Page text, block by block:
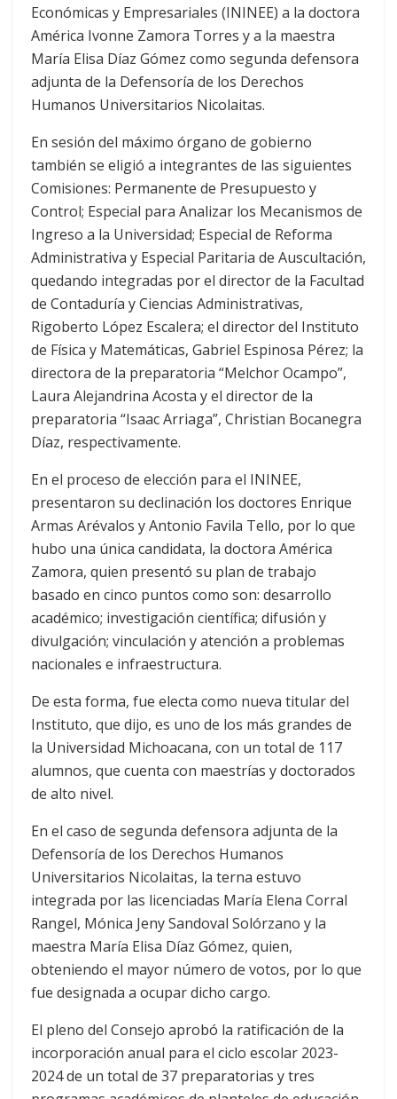
Económicas y Empresariales (ININEE) a la doctora
América Ivonne Zamora Torres y a la maestra
María Elisa Díaz Gómez como segunda defensora
adjunta de la Defensoría de los Derechos
Humanos Universitarios Nicolaitas.
En sesión del máximo órgano de gobierno
también se eligió a integrantes de las siguientes
Comisiones: Permanente de Presupuesto y
Control; Especial para Analizar los Mecanismos de
Ingreso a la Universidad; Especial de Reforma
Administrativa y Especial Paritaria de Auscultación,
quedando integradas por el director de la Facultad
de Contaduría y Ciencias Administrativas,
Rigoberto López Escalera; el director del Instituto
de Física y Matemáticas, Gabriel Espinosa Pérez; la
directora de la preparatoria “Melchor Ocampo”,
Laura Alejandrina Acosta y el director de la
preparatoria “Isaac Arriaga”, Christian Bocanegra
Díaz, respectivamente.
En el proceso de elección para el ININEE,
presentaron su declinación los doctores Enrique
Armas Arévalos y Antonio Favila Tello, por lo que
hubo una única candidata, la doctora América
Zamora, quien presentó su plan de trabajo
basado en cinco puntos como son: desarrollo
académico; investigación científica; difusión y
divulgación; vinculación y atención a problemas
nacionales e infraestructura.
De esta forma, fue electa como nueva titular del
Instituto, que dijo, es uno de los más grandes de
la Universidad Michoacana, con un total de 117
alumnos, que cuenta con maestrías y doctorados
de alto nivel.
En el caso de segunda defensora adjunta de la
Defensoría de los Derechos Humanos
Universitarios Nicolaitas, la terna estuvo
integrada por las licenciadas María Elena Corral
Rangel, Mónica Jeny Sandoval Solórzano y la
maestra María Elisa Díaz Gómez, quien,
obteniendo el mayor número de votos, por lo que
fue designada a ocupar dicho cargo.
El pleno del Consejo aprobó la ratificación de la
incorporación anual para el ciclo escolar 2023-
2024 de un total de 37 preparatorias y tres